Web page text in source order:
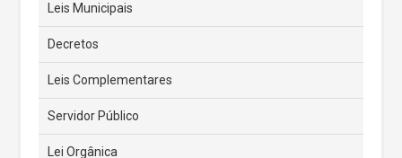
Leis Municipais
Decretos
Leis Complementares
Servidor Público
Lei Orgânica